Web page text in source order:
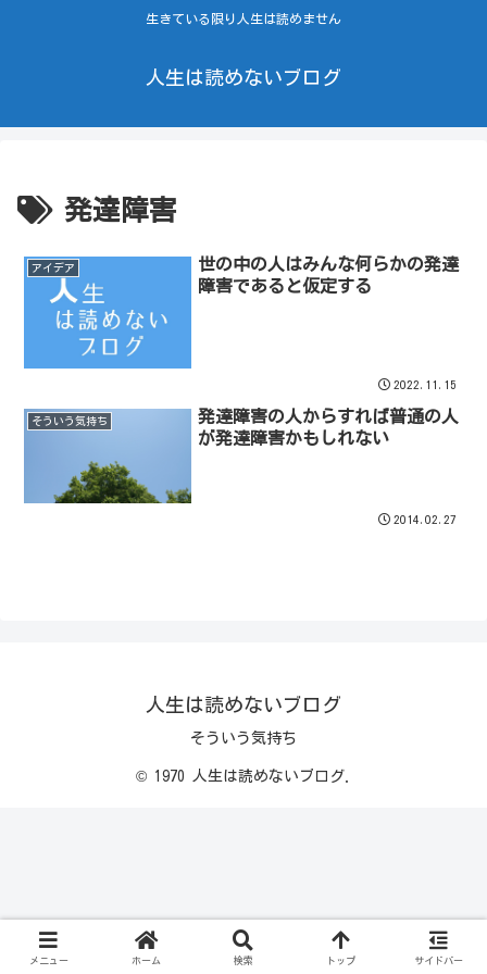
生きている限り人生は読めません
人生は読めないブログ
発達障害
アイデア
世の中の人はみんな何らかの発達
障害であると仮定する
2022.11.15
そういう気持ち
発達障害の人からすれば普通の人
が発達障害かもしれない
2014.02.27
人生は読めないブログ
そういう気持ち
© 1970 人生は読めないブログ.
メニュー ホーム 検索 トップ サイドバー